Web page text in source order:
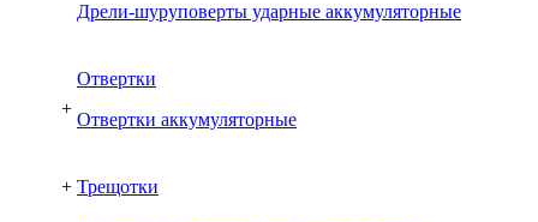
Дрели-шуруповерты ударные аккумуляторные
+
Отвертки
Отвертки аккумуляторные
+ Трещотки